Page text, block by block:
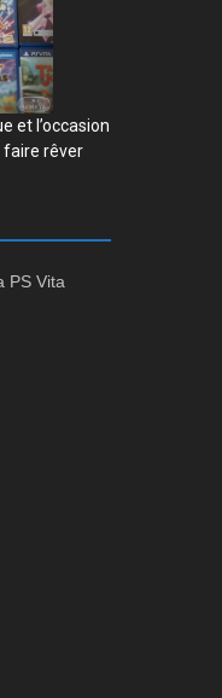
et l’occasion
faire rêver
PS Vita